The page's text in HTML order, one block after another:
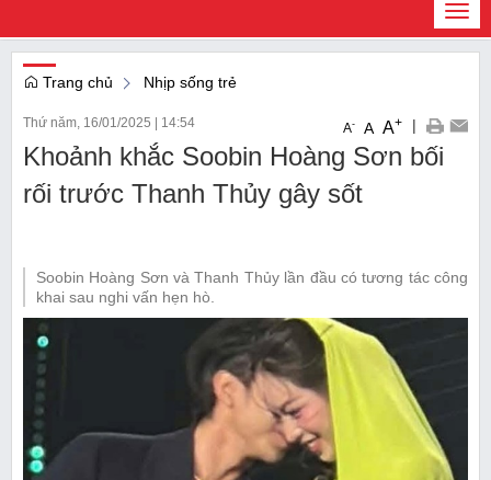
Trang chủ Nhịp sống trẻ
Thứ năm, 16/01/2025 | 14:54 A- A A+ |
Khoảnh khắc Soobin Hoàng Sơn bối
rối trước Thanh Thủy gây sốt
Soobin Hoàng Sơn và Thanh Thủy lần đầu có tương tác công
khai sau nghi vấn hẹn hò.